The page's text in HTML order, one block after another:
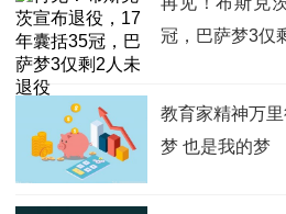
冠，巴萨梦3仅
教育家精神万
梦 也是我的梦